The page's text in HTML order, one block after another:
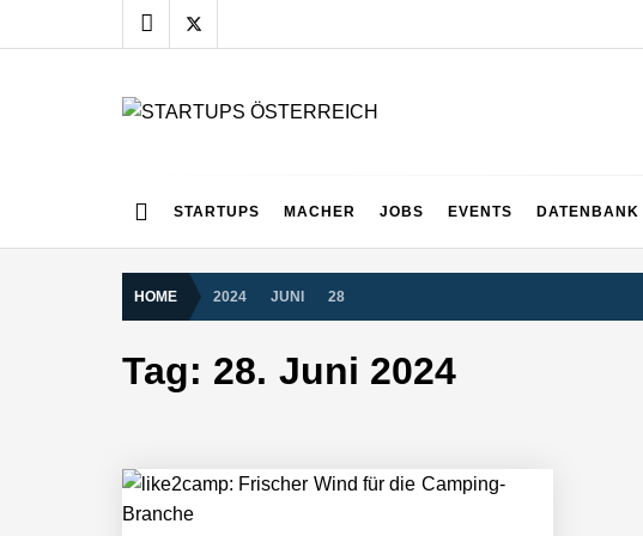
to
STARTUPS MACHER JOBS EVENTS DATENBANK
HOME 2024 JUNI 28
Tag: 28. Juni 2024
Mazing im Employer Portrait
Tabuthema Schwitzen? Dieses Salzburger Startup
Crqlar: Wie ein österreichisches Startup die